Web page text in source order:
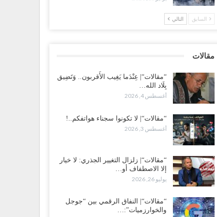
1, 2026
أبرز مساعدي الحجوري..!
بعد أيام من الاستعراضات.. الإصلاح يتوغل في معاقل
صالح.. هل بدأت معركة كسر النفوذ في الساحل
1, 2026
السابق التالي
مقالات
“مقالات“| عِنْدَما يَغِيب الأَقربون.. وَتَضِيق
بِلَاد الله…
أغسطس 4, 2026
“مقالات“| لا تكونوا سجناء هواتفكم..!
أغسطس 3, 2026
“مقالات“| زلزال التغيير الجذري: لا خيار
إلا الاصطفاف أو…
يوليو 26, 2026
“مقالات“| النفاق الرقمي بين “جوجل
والخوارزميات”:…